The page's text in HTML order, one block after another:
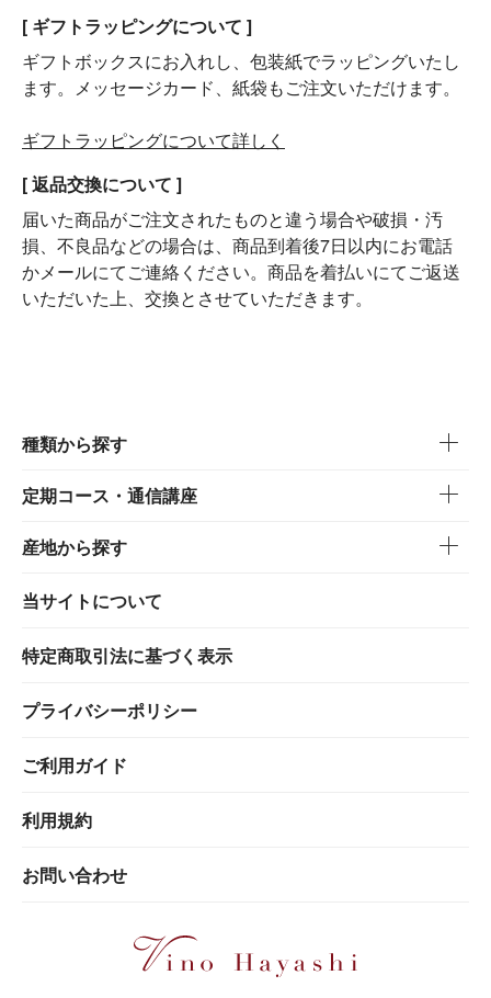
[ ギフトラッピングについて ]
ギフトボックスにお入れし、包装紙でラッピングいたし
ます。メッセージカード、紙袋もご注文いただけます。
ギフトラッピングについて詳しく
[ 返品交換について ]
届いた商品がご注文されたものと違う場合や破損・汚
損、不良品などの場合は、商品到着後7日以内にお電話
かメールにてご連絡ください。商品を着払いにてご返送
いただいた上、交換とさせていただきます。
種類から探す
定期コース・通信講座
産地から探す
当サイトについて
特定商取引法に基づく表示
プライバシーポリシー
ご利用ガイド
利用規約
お問い合わせ